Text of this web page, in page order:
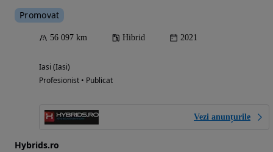
Promovat
56 097 km Hibrid 2021
Iasi (Iasi)
Profesionist • Publicat
Vezi anunțurile
Hybrids.ro